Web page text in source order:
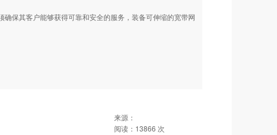
保其客户能够获得可靠和安全的服务，装备可伸缩的宽带网
来源：
阅读： 13866 次